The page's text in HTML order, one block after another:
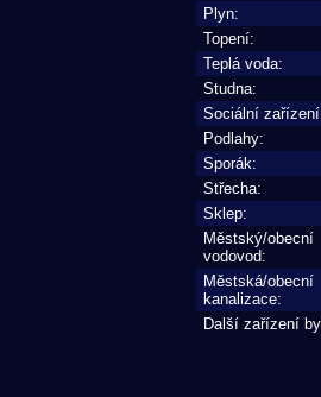
Plyn:
Topení:
Teplá voda:
Studna:
Sociální
Podlahy:
Sporák:
Střecha:
Sklep:
Městský/obecní
vodovod:
Městská/obecní
kanalizace:
Další zařízení